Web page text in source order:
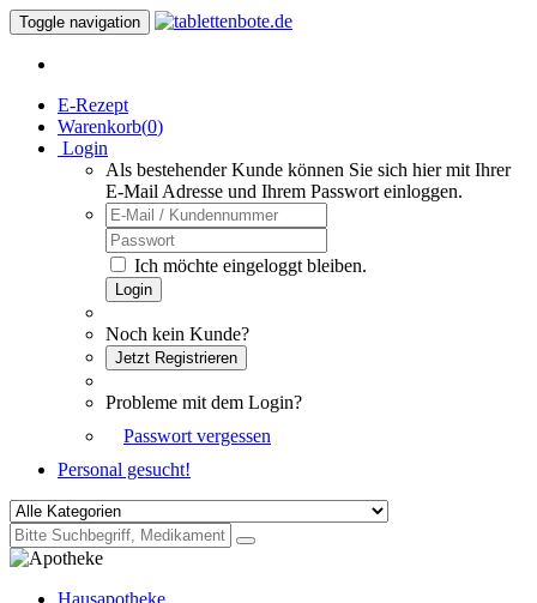
Toggle navigation
E-Rezept
Warenkorb(0)
Login
Als bestehender Kunde können Sie sich hier mit Ihrer
E-Mail Adresse und Ihrem Passwort einloggen.
Ich möchte eingeloggt bleiben.
Login
Noch kein Kunde?
Jetzt Registrieren
Probleme mit dem Login?
Passwort vergessen
Personal gesucht!
Hausapotheke